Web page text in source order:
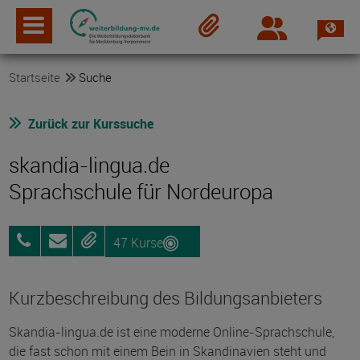
Login
Startseite Suche
Zurück zur Kurssuche
skandia-lingua.de
Sprachschule für Nordeuropa
0157
38435587
AnfragenMerken47 Kurse
Kurzbeschreibung des Bildungsanbieters
Skandia-lingua.de ist eine moderne Online-Sprachschule,
die fast schon mit einem Bein in Skandinavien steht und